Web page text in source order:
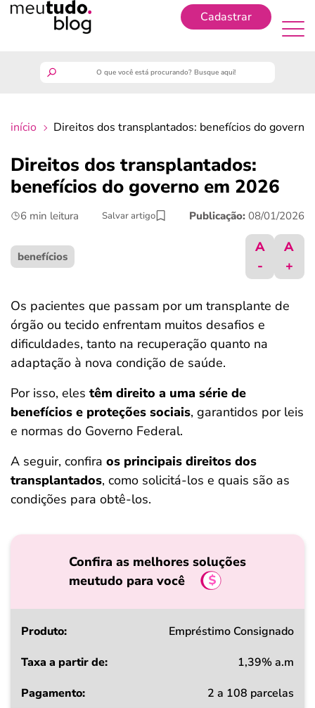
Cadastrar
finanças
benefícios
crédito fácil
ferramentas
início Direitos dos transplantados: benefícios do
Direitos dos transplantados:
benefícios do governo em 2026
6 min leitura Salvar artigo Publicação: 08/01/2026
benefícios
A
-
A
+
Os pacientes que passam por um transplante de
órgão ou tecido enfrentam muitos desafios e
dificuldades, tanto na recuperação quanto na
adaptação à nova condição de saúde.
Por isso, eles têm direito a uma série de
benefícios e proteções sociais, garantidos por leis
e normas do Governo Federal.
A seguir, confira os principais direitos dos
transplantados, como solicitá-los e quais são as
condições para obtê-los.
Confira as melhores soluções
meutudo para você
Produto
a
Empréstimo Consignado
1,39% a.m
2 a 108 parcelas